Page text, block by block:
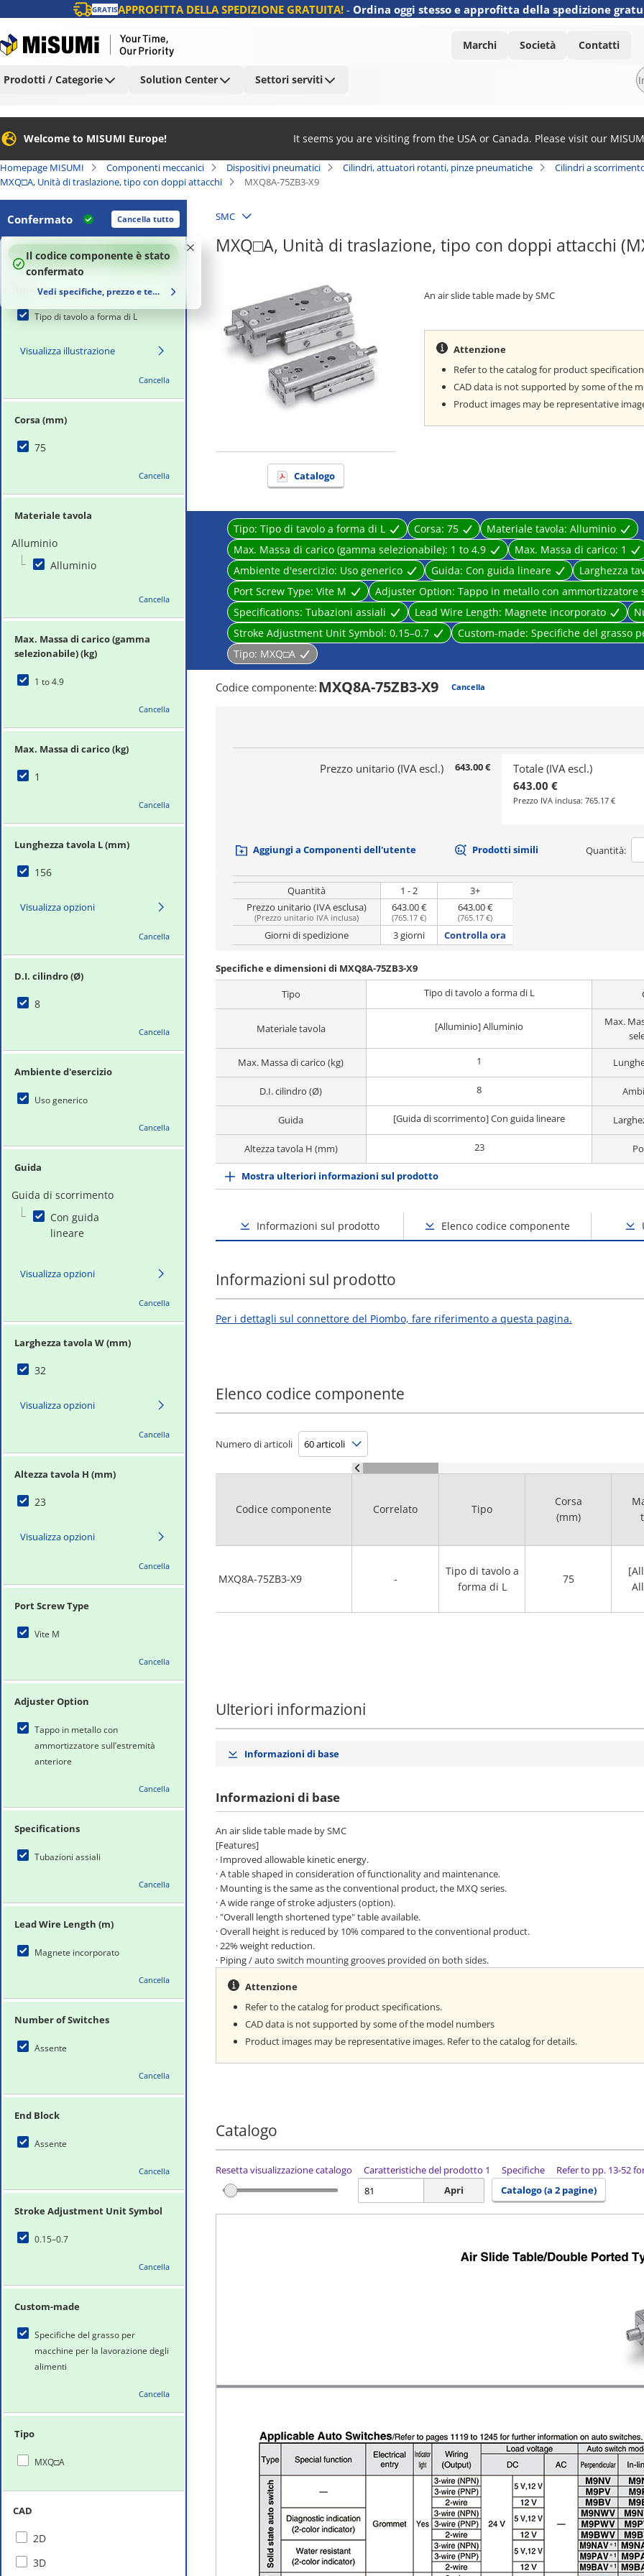
GRATISAPPROFITTA DELLA SPEDIZIONE GRATUITA! - Ordina oggi stesso e approfitta della spedizione
Marchi Società Contatti
Prodotti / Categorie Solution Center Settori serviti
Welcome to MISUMI Europe! It seems you are visiting from the USA or Canada. Please visit our
Homepage MISUMI Componenti meccanici Dispositivi pneumatici Cilindri, attuatori rotanti, pinze pneumatiche
Cilindri a
MXQ□A, Unità di traslazione, tipo con doppi attacchi
MXQ8A-75ZB3-X9
Confermato Cancella tutto
100%
Il codice componente è stato
confermato
Vedi specifiche, prezzo e tempi di consegna
Tipo di tavolo a forma di L
Visualizza illustrazione
Cancella
Corsa (mm)
75
Cancella
Materiale tavola
Alluminio
Alluminio
Cancella
Max. Massa di carico (gamma
selezionabile) (kg)
1 to 4.9
Cancella
Max. Massa di carico (kg)
1
Cancella
Lunghezza tavola L (mm)
156
Visualizza opzioni
Cancella
D.I. cilindro (Ø)
8
Cancella
Ambiente d'esercizio
Uso generico
Cancella
Guida
Guida di scorrimento
Con guida
lineare
Visualizza opzioni
Cancella
Larghezza tavola W (mm)
32
Visualizza opzioni
Cancella
Altezza tavola H (mm)
23
Visualizza opzioni
Cancella
Port Screw Type
Vite M
Cancella
Adjuster Option
Tappo in metallo con
ammortizzatore sull’estremità
anteriore
Cancella
Specifications
Tubazioni assiali
Cancella
Lead Wire Length (m)
Magnete incorporato
Cancella
Number of Switches
Assente
Cancella
End Block
Assente
Cancella
Stroke Adjustment Unit Symbol
0.15–0.7
Cancella
Custom-made
Specifiche del grasso per
macchine per la lavorazione degli
alimenti
Cancella
Tipo
MXQ□A
CAD
2D
3D
SMC
MXQ□A, Unità di traslazione, tipo con doppi attacchi
Catalogo
An air slide table made by SMC
· A table shaped in consideration of functionality
· Mounting is the same as the conventional
· A wide range of stroke adjusters (option).
· "Overall length shortened type" table available.
· Overall height is reduced by 10% compared to
Attenzione
Refer to the catalog for product
CAD data is not supported by some of the
Product images may be representative
Tipo: Tipo di tavolo a forma di L Corsa: 75 Materiale tavola: Alluminio
Max. Massa di carico (gamma selezionabile): 1 to 4.9 Max. Massa di carico: 1
Ambiente d'esercizio: Uso generico Guida: Con guida lineare
Larghezza
Port Screw Type: Vite M Adjuster Option: Tappo in metallo con ammortizzatore
Specifications: Tubazioni assiali Lead Wire Length: Magnete incorporato
Stroke Adjustment Unit Symbol: 0.15–0.7 Custom-made: Specifiche del grasso
Tipo: MXQ□A
Codice componente: MXQ8A-75ZB3-X9 Cancella
Prezzo unitario (IVA escl.) 643.00 €
Totale (IVA escl.)
643.00 €
Prezzo IVA inclusa: 765.17 €
Aggiungi a Componenti dell'utente Prodotti simili Quantità:
Quantità 1 - 2
3+
Prezzo unitario (IVA esclusa)
(Prezzo unitario IVA inclusa)
643.00 €
(765.17 €)
643.00 €
(765.17 €)
Giorni di spedizione 3 giorni Controlla ora
Specifiche e dimensioni di MXQ8A-75ZB3-X9
Tipo
Tipo di tavolo a forma di L
Materiale tavola [Alluminio] Alluminio
Max.
Max. Massa di carico (kg) 1
D.I. cilindro (Ø) 8
Guida [Guida di scorrimento] Con guida lineare
Altezza tavola H (mm) 23
Mostra ulteriori informazioni sul prodotto
Informazioni sul prodotto Elenco codice componente
Informazioni sul prodotto
Per i dettagli sul connettore del Piombo, fare riferimento a questa pagina.
Elenco codice componente
Numero di articoli
Codice componente
MXQ8A-75ZB3-X9
Correlato Tipo
Corsa
(mm)
-
Tipo di tavolo a
forma di L
75
Ulteriori informazioni
Informazioni di base
Informazioni di base
An air slide table made by SMC
[Features]
· Improved allowable kinetic energy.
· A table shaped in consideration of functionality and maintenance.
· Mounting is the same as the conventional product, the MXQ series.
· A wide range of stroke adjusters (option).
· "Overall length shortened type" table available.
· Overall height is reduced by 10% compared to the conventional product.
· 22% weight reduction.
· Piping / auto switch mounting grooves provided on both sides.
Attenzione
Refer to the catalog for product specifications.
CAD data is not supported by some of the model numbers
Product images may be representative images. Refer to the catalog for details.
Catalogo
Resetta visualizzazione catalogo Caratteristiche del prodotto 1 Specifiche
Refer to pp. 13-52
Apri
Catalogo (a 2 pagine)